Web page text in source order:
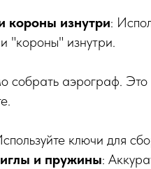
короны изнутри:
"короны" изнутри.
собрать аэрограф. Это
ключи для
и пружины: